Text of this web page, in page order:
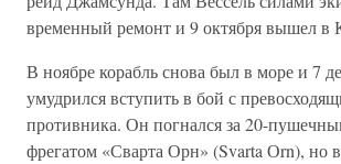
временный ремонт и 9 октября вышел в
В ноябре корабль снова был в море и 7
умудрился вступить в бой с
противника. Он погнался за 20-
фрегатом «Сварта Орн» (Svarta Оrn), но